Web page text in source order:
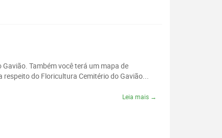
Também você terá um mapa de
do Floricultura Cemitério do Gavião...
Leia mais →